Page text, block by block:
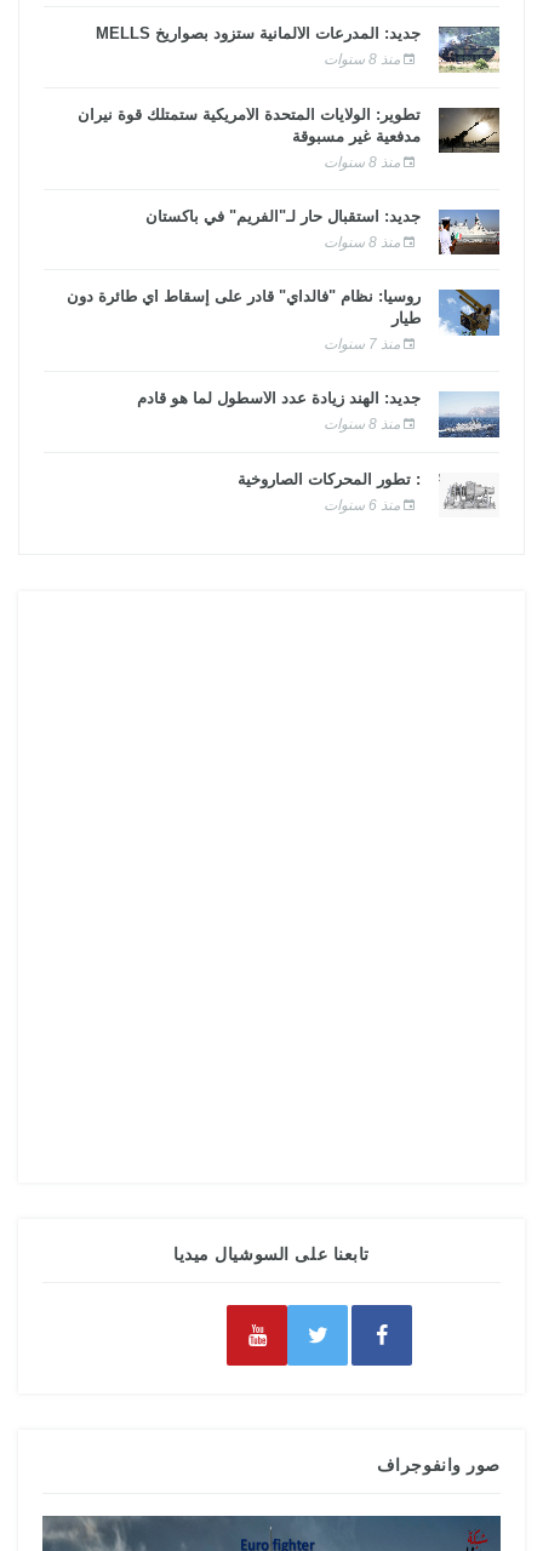
جديد: المدرعات الألمانية ستزود بصواريخ MELLS
منذ 8 سنوات
تطوير: الولايات المتحدة الأمريكية ستمتلك قوة نيران
مدفعية غير مسبوقة
منذ 8 سنوات
جديد: استقبال حار لـ"الفريم" في باكستان
منذ 8 سنوات
روسيا: نظام "فالداي" قادر على إسقاط أي طائرة دون
طيار
منذ 7 سنوات
جديد: الهند زيادة عدد الأسطول لما هو قادم
منذ 8 سنوات
: تطور المحركات الصاروخية
منذ 6 سنوات
تابعنا على السوشيال ميديا
صور وانفوجراف